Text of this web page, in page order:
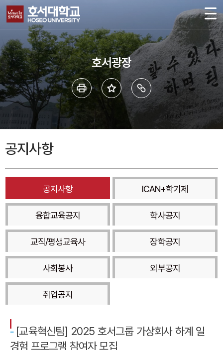
호서광장
공지사항
공지사항 ICAN+학기제
융합교육공지 학사공지
교직/평생교육사 장학공지
사회봉사 외부공지
취업공지
[교육혁신팀] 2025 호서그룹 가상회사 하계 일
경험 프로그램 참여자 모집